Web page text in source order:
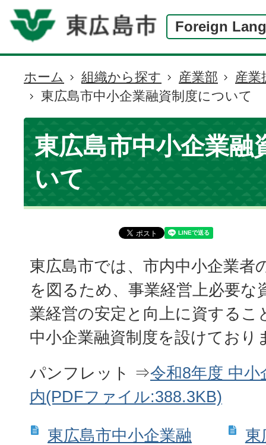
Foreign
現
在
の
位
置
ホーム 組織から探す 産業部
産業
東広島市中小企業融資制度について
東広島市中小企業融
いて
東広島市では、市内中小企業者
を図るため、事業経営上必要な
業経営の安定と向上に資するこ
中小企業融資制度を設けており
パンフレット ⇒令和8年度 中
内(PDFファイル:388.3KB)
東広島市中小企業融
東